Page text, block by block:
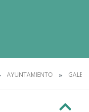
AYUNTAMIENTO